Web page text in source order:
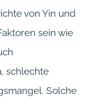
von Yin und
sein wie
schlechte
Solche